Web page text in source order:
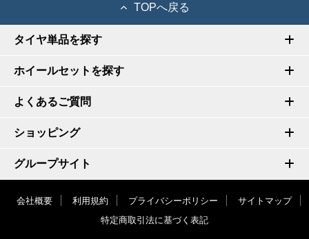
TOPへ戻る
タイヤ単品を探す
ホイールセットを探す
よくあるご質問
ショッピング
グループサイト
会社概要 利用規約 プライバシーポリシー
サイトマップ
特定商取引法に基づく表記